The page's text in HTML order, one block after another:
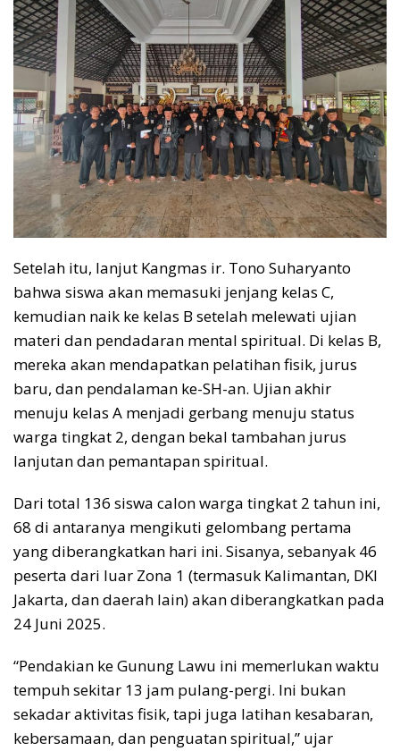
Setelah itu, lanjut Kangmas ir. Tono Suharyanto
bahwa siswa akan memasuki jenjang kelas C,
kemudian naik ke kelas B setelah melewati ujian
materi dan pendadaran mental spiritual. Di kelas B,
mereka akan mendapatkan pelatihan fisik, jurus
baru, dan pendalaman ke-SH-an. Ujian akhir
menuju kelas A menjadi gerbang menuju status
warga tingkat 2, dengan bekal tambahan jurus
lanjutan dan pemantapan spiritual.
Dari total 136 siswa calon warga tingkat 2 tahun ini,
68 di antaranya mengikuti gelombang pertama
yang diberangkatkan hari ini. Sisanya, sebanyak 46
peserta dari luar Zona 1 (termasuk Kalimantan, DKI
Jakarta, dan daerah lain) akan diberangkatkan pada
24 Juni 2025.
“Pendakian ke Gunung Lawu ini memerlukan waktu
tempuh sekitar 13 jam pulang-pergi. Ini bukan
sekadar aktivitas fisik, tapi juga latihan kesabaran,
kebersamaan, dan penguatan spiritual,” ujar